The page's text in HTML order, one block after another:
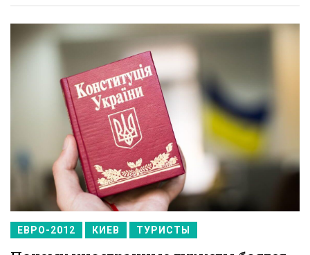
ЕВРО-2012 КИЕВ ТУРИСТЫ